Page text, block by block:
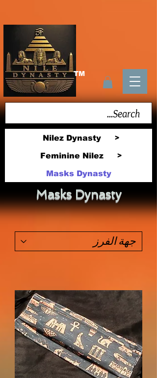
TM
Nilez Dynasty >
Feminine Nilez >
Masks Dynasty
Masks Dynasty